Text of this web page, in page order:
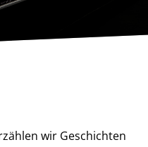
wir Geschichten